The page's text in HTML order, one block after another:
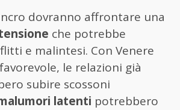
dovranno affrontare una
che potrebbe
e malintesi. Con Venere
le relazioni già
subire scossoni
latenti potrebbero